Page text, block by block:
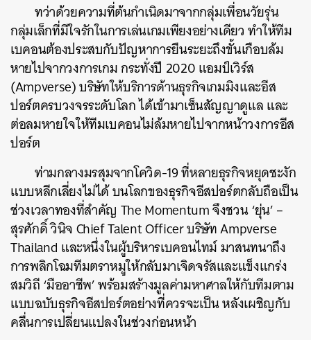
ทว่าด้วยความที่ต้นกำเนิดมาจากกลุ่มเพื่อนวัยรุ่น
กลุ่มเล็กที่มีใจรักในการเล่นเกมเพียงอย่างเดียว ทำให้ทีม
เบคอนต้องประสบกับปัญหาการยืนระยะถึงขั้นเกือบล้ม
หายไปจากวงการเกม กระทั่งปี 2020 แอมป์เวิร์ส
(Ampverse) บริษัทให้บริการด้านธุรกิจเกมมิงและอีส
ปอร์ตครบวงจรระดับโลก ได้เข้ามาเซ็นสัญญาดูแล และ
ต่อลมหายใจให้ทีมเบคอนไม่ล้มหายไปจากหน้าวงการอีส
ปอร์ต
ท่ามกลางมรสุมจากโควิด-19 ที่หลายธุรกิจหยุดชะงัก
แบบหลีกเลี่ยงไม่ได้ บนโลกของธุรกิจอีสปอร์ตกลับถือเป็น
ช่วงเวลาทองที่สำคัญ The Momentum จึงชวน ‘ยุ่น’ –
สุรศักดิ์ วินิจ Chief Talent Officer บริษัท Ampverse
Thailand และหนึ่งในผู้บริหารเบคอนไทม์ มาสนทนาถึง
การพลิกโฉมทีมตราหมูให้กลับมาเจิดจรัสและแข็งแกร่ง
สมวิถี ‘มืออาชีพ’ พร้อมสร้างมูลค่ามหาศาลให้กับทีมตาม
แบบฉบับธุรกิจอีสปอร์ตอย่างที่ควรจะเป็น หลังเผชิญกับ
คลื่นการเปลี่ยนแปลงในช่วงก่อนหน้า